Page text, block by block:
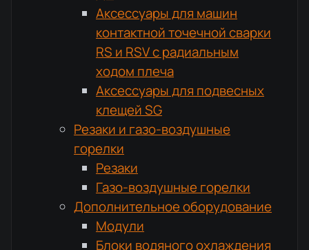
Аксессуары для машин
контактной точечной сварки
RS и RSV с радиальным
ходом плеча
Аксессуары для подвесных
клещей SG
Резаки и газо-воздушные
горелки
Резаки
Газо-воздушные горелки
Дополнительное оборудование
Модули
Блоки водяного охлаждения